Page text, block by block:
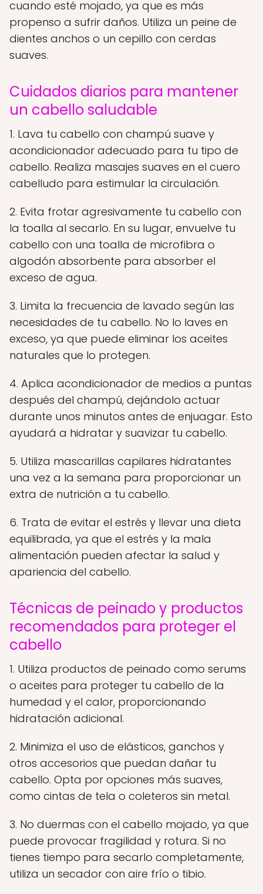
cuando esté mojado, ya que es más
propenso a sufrir daños. Utiliza un peine de
dientes anchos o un cepillo con cerdas
suaves.
Cuidados diarios para mantener
un cabello saludable
1. Lava tu cabello con champú suave y
acondicionador adecuado para tu tipo de
cabello. Realiza masajes suaves en el cuero
cabelludo para estimular la circulación.
2. Evita frotar agresivamente tu cabello con
la toalla al secarlo. En su lugar, envuelve tu
cabello con una toalla de microfibra o
algodón absorbente para absorber el
exceso de agua.
3. Limita la frecuencia de lavado según las
necesidades de tu cabello. No lo laves en
exceso, ya que puede eliminar los aceites
naturales que lo protegen.
4. Aplica acondicionador de medios a puntas
después del champú, dejándolo actuar
durante unos minutos antes de enjuagar. Esto
ayudará a hidratar y suavizar tu cabello.
5. Utiliza mascarillas capilares hidratantes
una vez a la semana para proporcionar un
extra de nutrición a tu cabello.
6. Trata de evitar el estrés y llevar una dieta
equilibrada, ya que el estrés y la mala
alimentación pueden afectar la salud y
apariencia del cabello.
Técnicas de peinado y productos
recomendados para proteger el
cabello
1. Utiliza productos de peinado como serums
o aceites para proteger tu cabello de la
humedad y el calor, proporcionando
hidratación adicional.
2. Minimiza el uso de elásticos, ganchos y
otros accesorios que puedan dañar tu
cabello. Opta por opciones más suaves,
como cintas de tela o coleteros sin metal.
3. No duermas con el cabello mojado, ya que
puede provocar fragilidad y rotura. Si no
tienes tiempo para secarlo completamente,
utiliza un secador con aire frío o tibio.